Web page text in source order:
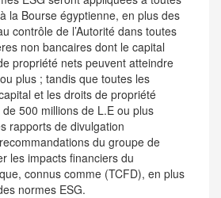
la Bourse égyptienne, en plus des
contrôle de l’Autorité dans toutes
non bancaires dont le capital
propriété nets peuvent atteindre
plus ; tandis que toutes les
et les droits de propriété
500 millions de L.E ou plus
rapports de divulgation
du groupe de
les impacts financiers du
connus comme (TCFD), en plus
normes ESG.